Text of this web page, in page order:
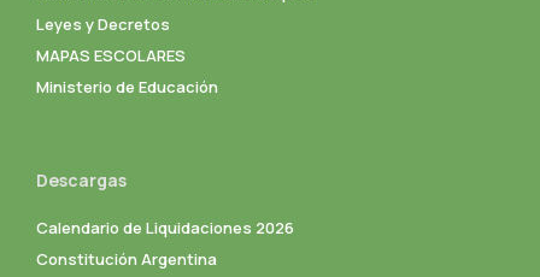
Leyes y Decretos
MAPAS ESCOLARES
Ministerio de Educación
Descargas
Calendario de Liquidaciones 2026
Constitución Argentina